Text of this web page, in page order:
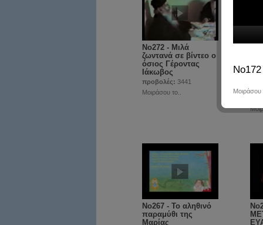
No272 - Μιλά
ζωντανά σε βίντεο ο
όσιος Γέροντας
Ιάκωβος
προβολές: 3441
Μοιράσου το..
No267 - Το αληθινό
παραμύθι της
Μαρίας
Μοιράσου